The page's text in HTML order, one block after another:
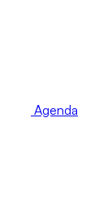
Agenda